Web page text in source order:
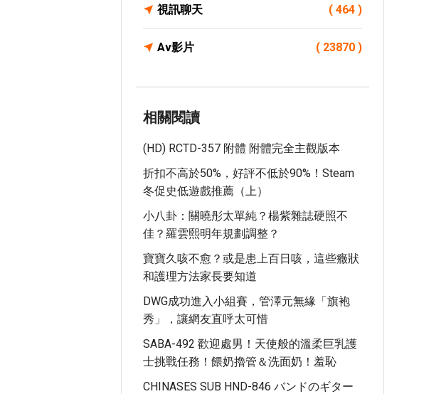
視訊聊天 ( 464 )
Av影片 ( 23870 )
相關閱讀
(HD) RCTD-357 附體 附體完全主觀版本
折扣不高於50%，好評不低於90%！Steam
冬促史低遊戲推薦（上）
小八卦：關曉彤太單純？楊紫雜誌硬照不
佳？羅雲熙明年規劃調整？
寶寶久咳不愈？或是患上百日咳，這些癥狀
和護理方法家長要知道
DWG成功進入小組賽，管澤元無緣「旗袍
秀」，讓網友直呼太可惜
SABA-492 歡迎處男！天使般的溫柔巨乳護
士挑戰任務！餵奶擼管＆洗面奶！羞恥
CHINASES SUB HND-846 バンドのギター